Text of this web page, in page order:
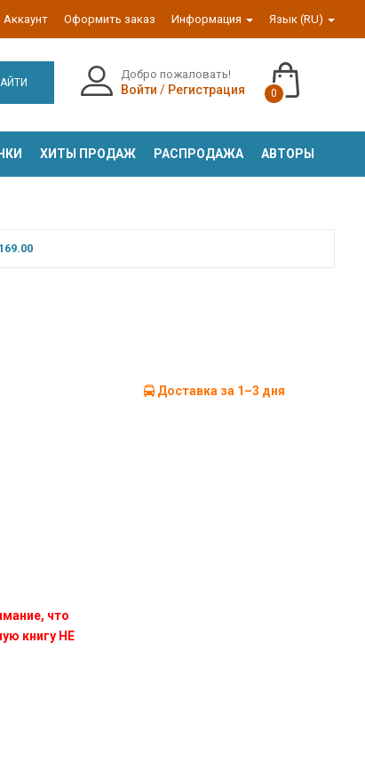
Оформить заказ Информация Язык (RU)
Добро пожаловать!
Войти / Регистрация 0
ХИТЫ ПРОДАЖ РАСПРОДАЖА АВТОРЫ
что
книгу НЕ
Доставка за 1–3 дня